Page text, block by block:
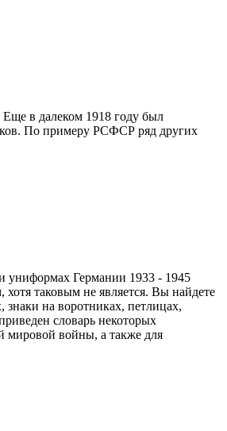
в далеком 1918 году был
По примеру РСФСР ряд других
униформах Германии 1933 - 1945
таковым не является. Вы найдете
знаки на воротниках, петлицах,
словарь некоторых
мировой войны, а также для